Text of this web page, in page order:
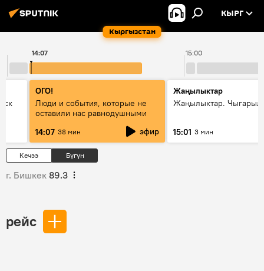
Кыргызстан
КЫРГ
15:00
14:07
ОГО!
Люди и события, которые не
оставили нас равнодушными
14:07 38 мин эфир
Жаңылыктар
Жаңылыктар.
15:01 3 мин
Кечээ Бүгүн
г. Бишкек 89.3
рейс